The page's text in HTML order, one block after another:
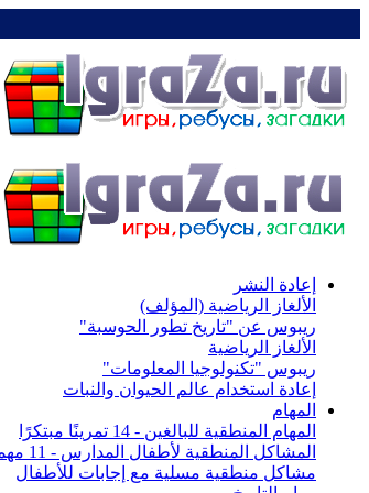
إعادة النشر
الألغاز الرياضية (المؤلف)
ريبوس عن "تاريخ تطور الحوسبة"
الألغاز الرياضية
ريبوس "تكنولوجيا المعلومات"
إعادة استخدام عالم الحيوان والنبات
المهام
المهام المنطقية للبالغين - 14 تمرينًا مبتكرًا
المشاكل المنطقية لأطفال المدارس - 11 مهمة براعة
مشاكل منطقية مسلية مع إجابات للأطفال